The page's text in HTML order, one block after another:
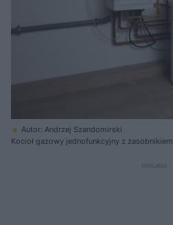
Autor: Andrzej Szandomirski
Kocioł gazowy jednofunkcyjny z zasobnikiem